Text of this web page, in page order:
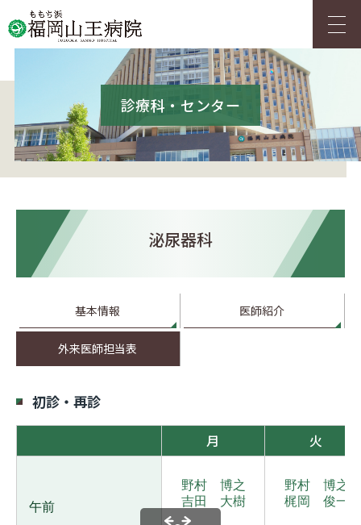
採用情報
HOME
ご来院の方へ
診療科・センター
人間ドック
当院について
医療関係者の方へ
診療科・センター
泌尿器科
基本情報 医師紹介
外来医師担当表
初診・再診
月 火
午前
野村 博之
吉田 大樹
野村 博之
梶岡 俊一